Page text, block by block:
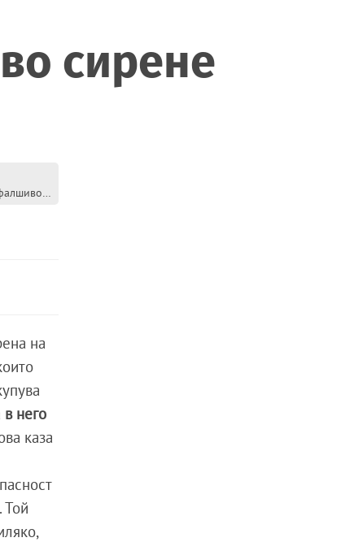
сирене
Проверките показват: Има фалшиво сирене
на
в него
каза
Той